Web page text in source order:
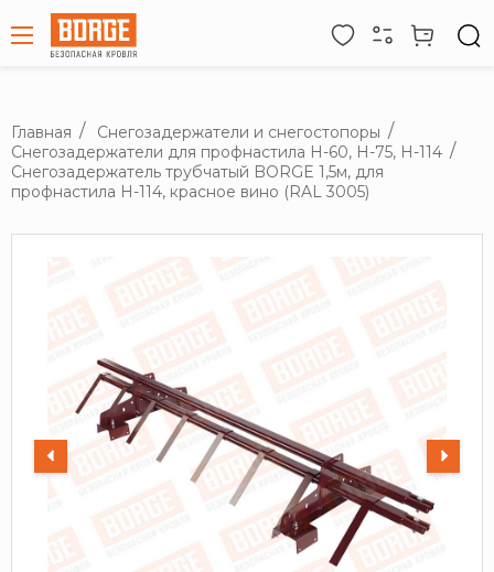
Главная
Снегозадержатели и снегостопоры
Снегозадержатели для профнастила H-60, H-75, H-114
Снегозадержатель трубчатый BORGE 1,5м, для
профнастила Н-114, красное вино (RAL 3005)